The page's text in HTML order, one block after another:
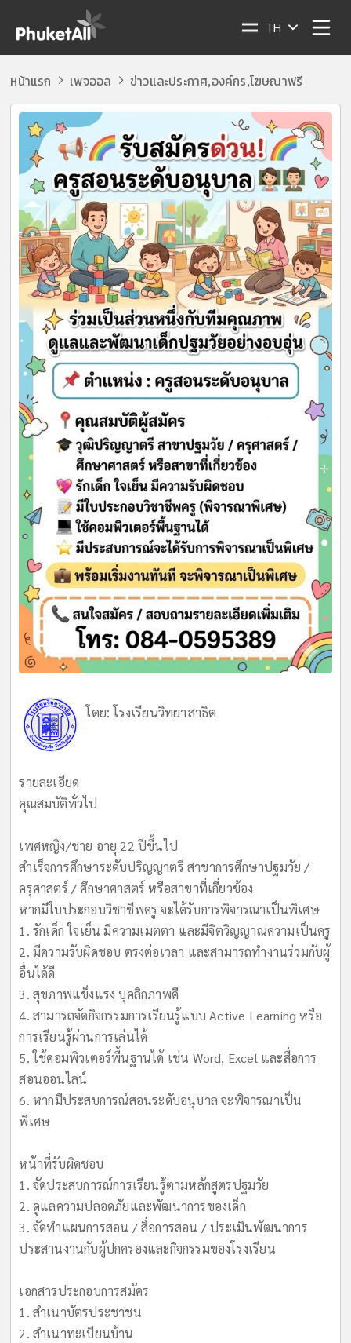
TH
หน้าแรก เพจออล ข่าวและประกาศ,องค์กร,โฆษณาฟรี
โดย:โรงเรียนวิทยาสาธิต
รายละเอียด
คุณสมบัติทั่วไป
เพศหญิง/ชาย อายุ 22 ปีขึ้นไป
สำเร็จการศึกษาระดับปริญญาตรี สาขาการศึกษาปฐมวัย /
ครุศาสตร์ / ศึกษาศาสตร์ หรือสาขาที่เกี่ยวข้อง
หากมีใบประกอบวิชาชีพครู จะได้รับการพิจารณาเป็นพิเศษ
1. รักเด็ก ใจเย็น มีความเมตตา และมีจิตวิญญาณความเป็นครู
2. มีความรับผิดชอบ ตรงต่อเวลา และสามารถทำงานร่วมกับผู้
อื่นได้ดี
3. สุขภาพแข็งแรง บุคลิกภาพดี
4. สามารถจัดกิจกรรมการเรียนรู้แบบ Active Learning หรือ
การเรียนรู้ผ่านการเล่นได้
5. ใช้คอมพิวเตอร์พื้นฐานได้ เช่น Word, Excel และสื่อการ
สอนออนไลน์
6. หากมีประสบการณ์สอนระดับอนุบาล จะพิจารณาเป็น
พิเศษ
หน้าที่รับผิดชอบ
1. จัดประสบการณ์การเรียนรู้ตามหลักสูตรปฐมวัย
2. ดูแลความปลอดภัยและพัฒนาการของเด็ก
3. จัดทำแผนการสอน / สื่อการสอน / ประเมินพัฒนาการ
ประสานงานกับผู้ปกครองและกิจกรรมของโรงเรียน
เอกสารประกอบการสมัคร
1. สำเนาบัตรประชาชน
2. สำเนาทะเบียนบ้าน